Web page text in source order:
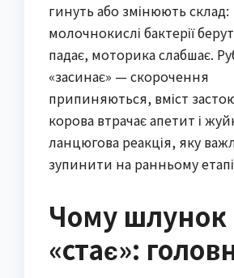
гинуть або змінюють склад:
молочнокислі бактерії
падає, моторика слабшає.
«засинає» — скорочення
припиняються, вміст
корова втрачає апетит і
ланцюгова реакція, яку
зупинити на ранньому
Чому шлунок
«стає»: